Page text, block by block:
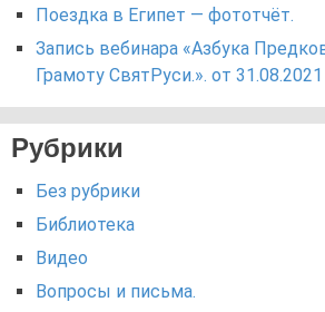
Поездка в Египет — фототчёт.
Запись вебинара «Азбука
Грамоту СвятРуси.». от 31.08.2021
Рубрики
Без рубрики
Библиотека
Видео
Вопросы и письма.